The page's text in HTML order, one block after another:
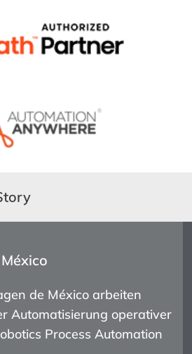
de México arbeiten
Automatisierung operativer
Process Automation